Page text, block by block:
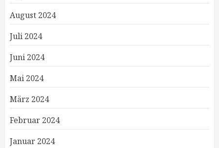
August 2024
Juli 2024
Juni 2024
Mai 2024
März 2024
Februar 2024
Januar 2024